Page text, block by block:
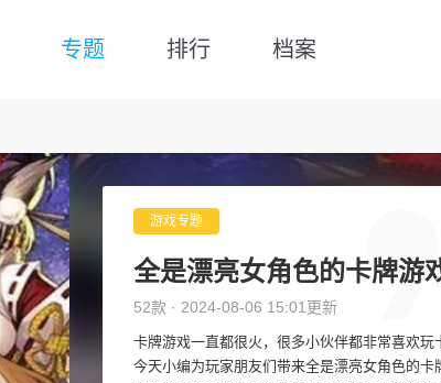
专题 排行 档案
游戏专题
全是漂亮女角色的卡牌游
52款 · 2024-08-06 15:01更新
卡牌游戏一直都很火，很多小伙伴都非常喜欢玩
今天小编为玩家朋友们带来全是漂亮女角色的卡